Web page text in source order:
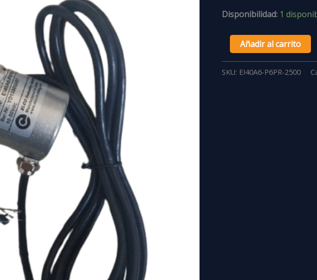
Disponibilidad: 1
Añadir al carrito
SKU: EI40A6-P6PR-2500